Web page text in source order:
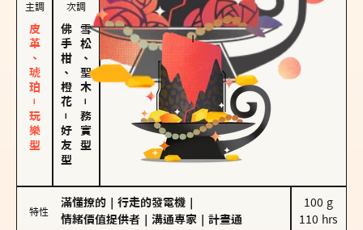
主調
皮革、琥珀－玩樂型
次調
佛手柑、橙花
－
好友型
雪松、聖木
－
務實型
特性
滿懂撩的 行走的發電機
情緒價值提供者
溝通專家 計畫通
100 g
110 hrs